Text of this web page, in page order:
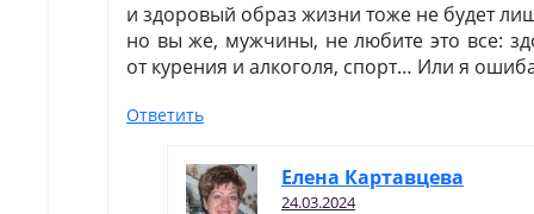
и здоровый образ жизни тоже не будет
но вы же, мужчины, не любите это все:
от курения и алкоголя, спорт… Или я
Ответить
Елена Картавцева
24.03.2024